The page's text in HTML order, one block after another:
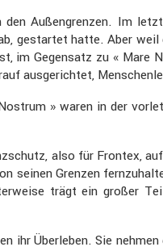
Außen­grenzen. Im
gestartet hatte. Aber weil
Gegen­satz zu «
ausge­richtet,
» waren in der
also für Frontex,
seinen Grenzen
trägt ein großer
ihr Überleben. Sie